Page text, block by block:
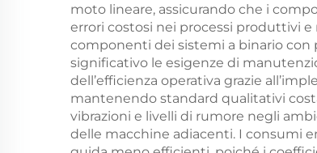
moto lineare, assicurando che i
errori costosi nei processi produttivi
componenti dei sistemi a binario con
significativo le esigenze di
dell’efficienza operativa grazie
mantenendo standard qualitativi
vibrazioni e livelli di rumore negli
delle macchine adiacenti. I consumi